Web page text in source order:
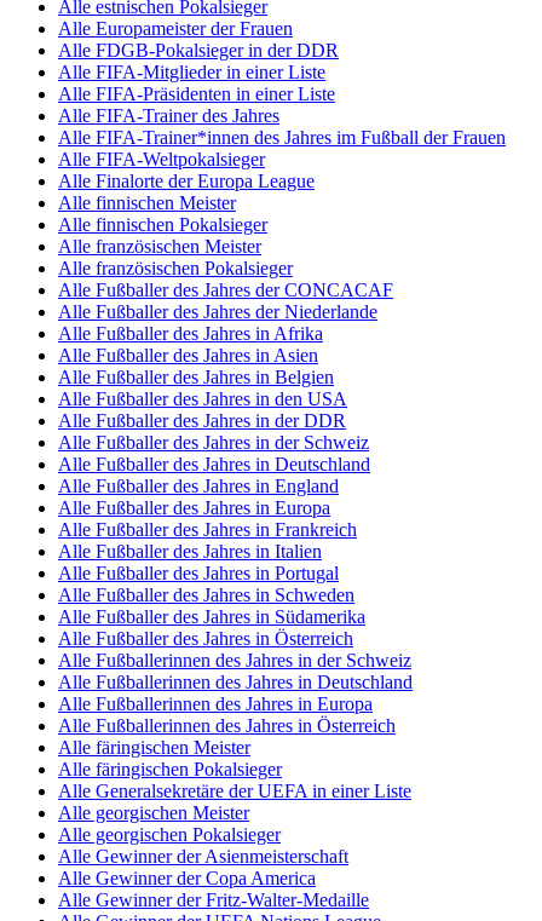
Alle estnischen Pokalsieger
Alle Europameister der Frauen
Alle FDGB-Pokalsieger in der DDR
Alle FIFA-Mitglieder in einer Liste
Alle FIFA-Präsidenten in einer Liste
Alle FIFA-Trainer des Jahres
Alle FIFA-Trainer*innen des Jahres im Fußball der Frauen
Alle FIFA-Weltpokalsieger
Alle Finalorte der Europa League
Alle finnischen Meister
Alle finnischen Pokalsieger
Alle französischen Meister
Alle französischen Pokalsieger
Alle Fußballer des Jahres der CONCACAF
Alle Fußballer des Jahres der Niederlande
Alle Fußballer des Jahres in Afrika
Alle Fußballer des Jahres in Asien
Alle Fußballer des Jahres in Belgien
Alle Fußballer des Jahres in den USA
Alle Fußballer des Jahres in der DDR
Alle Fußballer des Jahres in der Schweiz
Alle Fußballer des Jahres in Deutschland
Alle Fußballer des Jahres in England
Alle Fußballer des Jahres in Europa
Alle Fußballer des Jahres in Frankreich
Alle Fußballer des Jahres in Italien
Alle Fußballer des Jahres in Portugal
Alle Fußballer des Jahres in Schweden
Alle Fußballer des Jahres in Südamerika
Alle Fußballer des Jahres in Österreich
Alle Fußballerinnen des Jahres in der Schweiz
Alle Fußballerinnen des Jahres in Deutschland
Alle Fußballerinnen des Jahres in Europa
Alle Fußballerinnen des Jahres in Österreich
Alle färingischen Meister
Alle färingischen Pokalsieger
Alle Generalsekretäre der UEFA in einer Liste
Alle georgischen Meister
Alle georgischen Pokalsieger
Alle Gewinner der Asienmeisterschaft
Alle Gewinner der Copa America
Alle Gewinner der Fritz-Walter-Medaille